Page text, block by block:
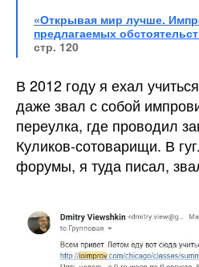
«Открывая мир лучше.
предлагаемых
стр. 120
В 2012 году я ехал
даже звал с собой
переулка, где проводил
Куликов-сотоварищи. В
форумы, я туда писал,